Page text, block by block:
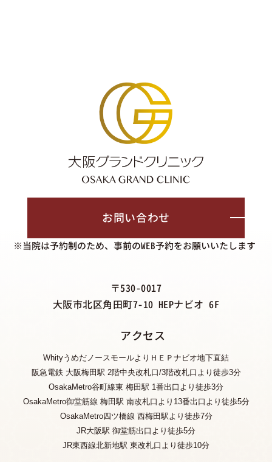
お問い合わせ
※当院は予約制のため、事前のWEB予約をお願いいたします
〒530-0017
大阪市北区角田町7-10 HEPナビオ 6F
アクセス
WhityうめだノースモールよりＨＥＰナビオ地下直結
阪急電鉄 大阪梅田駅 2階中央改札口/3階改札口より徒歩3分
OsakaMetro谷町線東 梅田駅 1番出口より徒歩3分
OsakaMetro御堂筋線 梅田駅 南改札口より13番出口より徒歩5分
OsakaMetro四ツ橋線 西梅田駅より徒歩7分
JR大阪駅 御堂筋出口より徒歩5分
JR東西線北新地駅 東改札口より徒歩10分